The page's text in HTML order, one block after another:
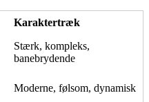
Karaktertræk
Stærk, kompleks,
banebrydende
Moderne, følsom, dynamisk